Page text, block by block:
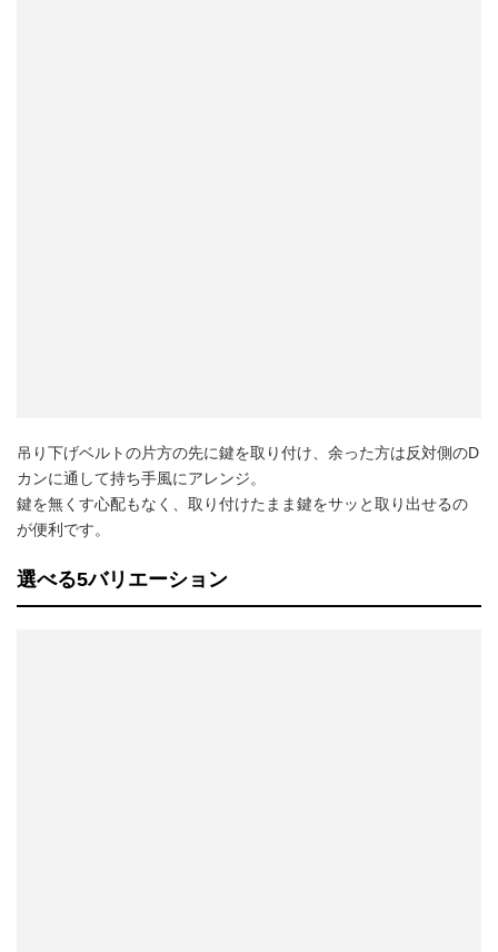
吊り下げベルトの片方の先に鍵を取り付け、余った方は反対側のD
カンに通して持ち手風にアレンジ。
鍵を無くす心配もなく、取り付けたまま鍵をサッと取り出せるの
が便利です。
選べる5バリエーション